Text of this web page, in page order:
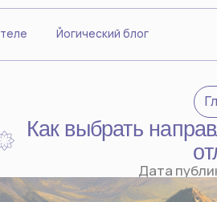
Йогический блог
Главное
Как выбрать направление
отличия
Дата публикации: